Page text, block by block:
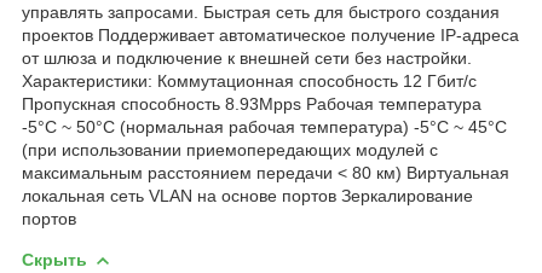
управлять запросами. Быстрая сеть для быстрого создания
проектов Поддерживает автоматическое получение IP-адреса
от шлюза и подключение к внешней сети без настройки.
Характеристики: Коммутационная способность 12 Гбит/с
Пропускная способность 8.93Mpps Рабочая температура
-5°C ~ 50°C (нормальная рабочая температура) -5°C ~ 45°C
(при использовании приемопередающих модулей с
максимальным расстоянием передачи < 80 км) Виртуальная
локальная сеть VLAN на основе портов Зеркалирование
портов
Скрыть